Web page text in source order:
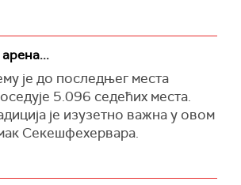
је до последњег места
5.096 седећих места.
је изузетно важна у овом
Секешфехервара.